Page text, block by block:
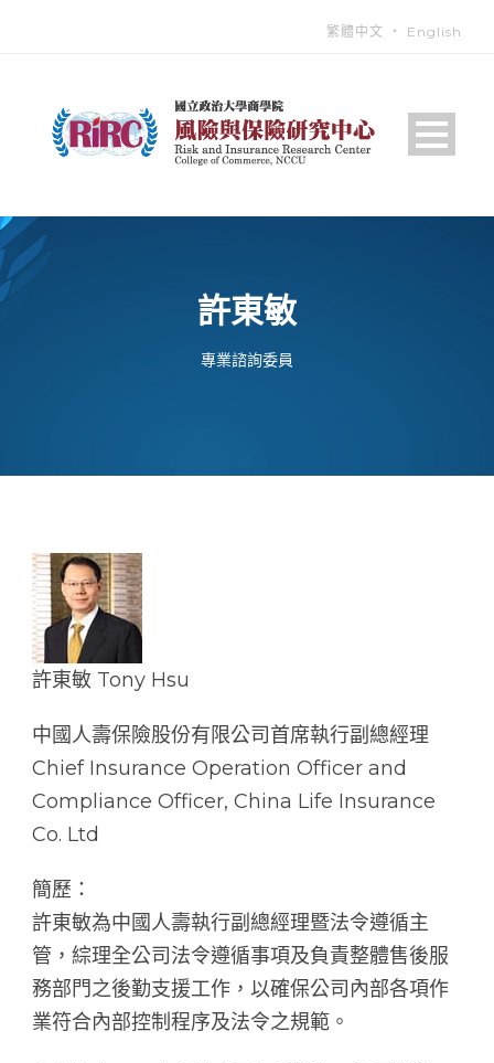
繁體中文 ‧ English
許東敏
專業諮詢委員
許東敏 Tony Hsu
中國人壽保險股份有限公司首席執行副總經理
Chief Insurance Operation Officer and
Compliance Officer, China Life Insurance
Co. Ltd
簡歷：
許東敏為中國人壽執行副總經理暨法令遵循主
管，綜理全公司法令遵循事項及負責整體售後服
務部門之後勤支援工作，以確保公司內部各項作
業符合內部控制程序及法令之規範。